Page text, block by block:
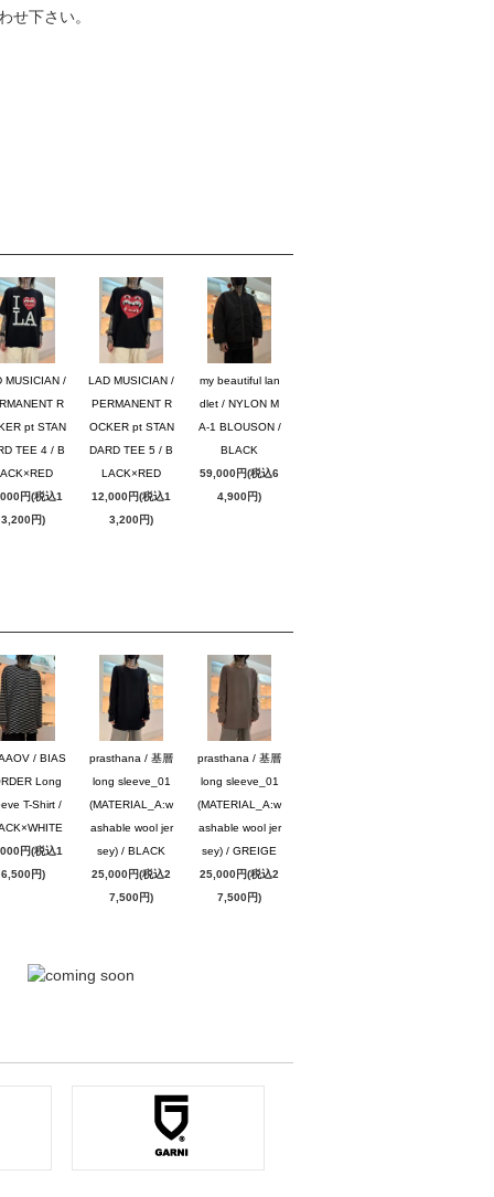
せ下さい。
MUSICIAN /
R
pt STAN
TEE 4 / B
円(税込1
3,200円)
LAD MUSICIAN /
PERMANENT R
OCKER pt STAN
DARD TEE 5 / B
LACK×RED
12,000円(税込1
3,200円)
my beautiful lan
dlet / NYLON M
A-1 BLOUSON /
BLACK
59,000円(税込6
4,900円)
/ BIAS
Long
T-Shirt /
円(税込1
6,500円)
prasthana / 基層
long sleeve_01
(MATERIAL_A:w
ashable wool jer
sey) / BLACK
25,000円(税込2
7,500円)
prasthana / 基層
long sleeve_01
(MATERIAL_A:w
ashable wool jer
sey) / GREIGE
25,000円(税込2
7,500円)